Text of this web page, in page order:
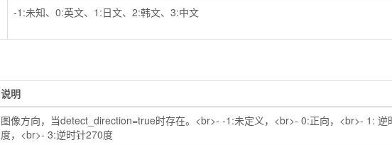
-1:未知、0:英文、1:日文、2:韩文、3:中文
说明
图像方向，当detect_direction=true时存在。<br>- -1:未定义，<br>- 0:正向，<br>- 1:
度，<br>- 3:逆时针270度